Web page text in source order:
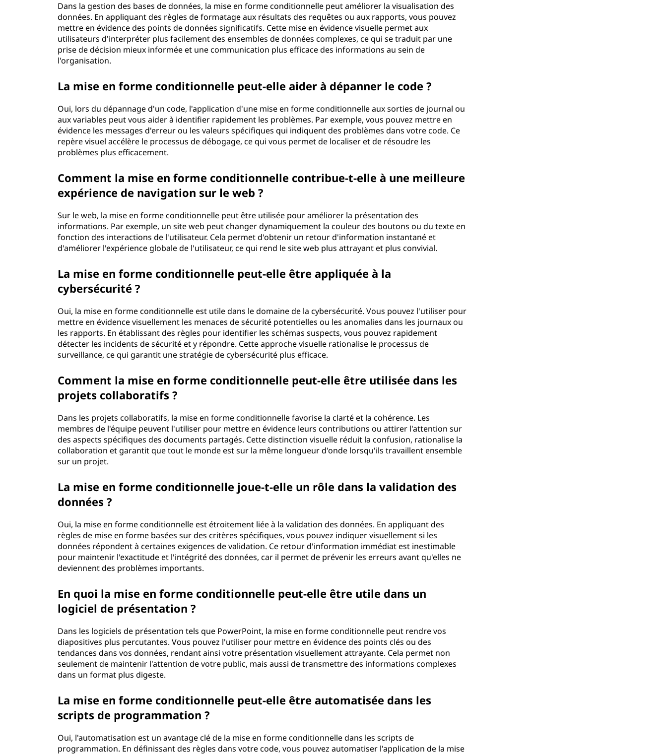
Dans la gestion des bases de données, la mise en forme conditionnelle peut améliorer la visualisation des
données. En appliquant des règles de formatage aux résultats des requêtes ou aux rapports, vous pouvez
mettre en évidence des points de données significatifs. Cette mise en évidence visuelle permet aux
utilisateurs d'interpréter plus facilement des ensembles de données complexes, ce qui se traduit par une
prise de décision mieux informée et une communication plus efficace des informations au sein de
l'organisation.
La mise en forme conditionnelle peut-elle aider à dépanner le code ?
Oui, lors du dépannage d'un code, l'application d'une mise en forme conditionnelle aux sorties de journal ou
aux variables peut vous aider à identifier rapidement les problèmes. Par exemple, vous pouvez mettre en
évidence les messages d'erreur ou les valeurs spécifiques qui indiquent des problèmes dans votre code. Ce
repère visuel accélère le processus de débogage, ce qui vous permet de localiser et de résoudre les
problèmes plus efficacement.
Comment la mise en forme conditionnelle contribue-t-elle à une meilleure
expérience de navigation sur le web ?
Sur le web, la mise en forme conditionnelle peut être utilisée pour améliorer la présentation des
informations. Par exemple, un site web peut changer dynamiquement la couleur des boutons ou du texte en
fonction des interactions de l'utilisateur. Cela permet d'obtenir un retour d'information instantané et
d'améliorer l'expérience globale de l'utilisateur, ce qui rend le site web plus attrayant et plus convivial.
La mise en forme conditionnelle peut-elle être appliquée à la
cybersécurité ?
Oui, la mise en forme conditionnelle est utile dans le domaine de la cybersécurité. Vous pouvez l'utiliser pour
mettre en évidence visuellement les menaces de sécurité potentielles ou les anomalies dans les journaux ou
les rapports. En établissant des règles pour identifier les schémas suspects, vous pouvez rapidement
détecter les incidents de sécurité et y répondre. Cette approche visuelle rationalise le processus de
surveillance, ce qui garantit une stratégie de cybersécurité plus efficace.
Comment la mise en forme conditionnelle peut-elle être utilisée dans les
projets collaboratifs ?
Dans les projets collaboratifs, la mise en forme conditionnelle favorise la clarté et la cohérence. Les
membres de l'équipe peuvent l'utiliser pour mettre en évidence leurs contributions ou attirer l'attention sur
des aspects spécifiques des documents partagés. Cette distinction visuelle réduit la confusion, rationalise la
collaboration et garantit que tout le monde est sur la même longueur d'onde lorsqu'ils travaillent ensemble
sur un projet.
La mise en forme conditionnelle joue-t-elle un rôle dans la validation des
données ?
Oui, la mise en forme conditionnelle est étroitement liée à la validation des données. En appliquant des
règles de mise en forme basées sur des critères spécifiques, vous pouvez indiquer visuellement si les
données répondent à certaines exigences de validation. Ce retour d'information immédiat est inestimable
pour maintenir l'exactitude et l'intégrité des données, car il permet de prévenir les erreurs avant qu'elles ne
deviennent des problèmes importants.
En quoi la mise en forme conditionnelle peut-elle être utile dans un
logiciel de présentation ?
Dans les logiciels de présentation tels que PowerPoint, la mise en forme conditionnelle peut rendre vos
diapositives plus percutantes. Vous pouvez l'utiliser pour mettre en évidence des points clés ou des
tendances dans vos données, rendant ainsi votre présentation visuellement attrayante. Cela permet non
seulement de maintenir l'attention de votre public, mais aussi de transmettre des informations complexes
dans un format plus digeste.
La mise en forme conditionnelle peut-elle être automatisée dans les
scripts de programmation ?
Oui, l'automatisation est un avantage clé de la mise en forme conditionnelle dans les scripts de
programmation. En définissant des règles dans votre code, vous pouvez automatiser l'application de la mise